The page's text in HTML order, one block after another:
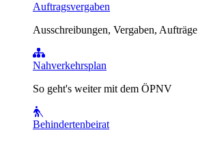
Auftragsvergaben
Ausschreibungen, Vergaben, Aufträge
Nahverkehrsplan
So geht's weiter mit dem ÖPNV
Behindertenbeirat